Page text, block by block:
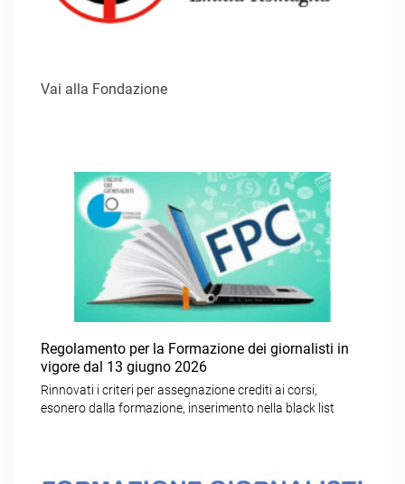
Vai alla Fondazione
Regolamento per la Formazione dei giornalisti in
vigore dal 13 giugno 2026
Rinnovati i criteri per assegnazione crediti ai corsi,
esonero dalla formazione, inserimento nella black list